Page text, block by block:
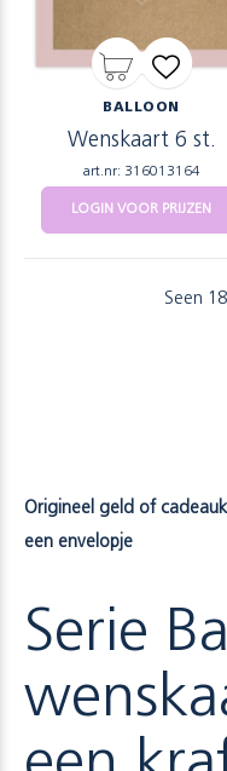
BALLOON
Wenskaart 6 st.
art.nr: 316013164
LOGIN VOOR PRIJZEN
Seen
Origineel geld of
een envelopje
Serie